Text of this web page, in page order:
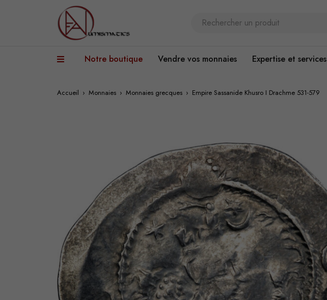
Notre boutique Vendre vos monnaies Expertise et services
Accueil › Monnaies › Monnaies grecques › Empire Sassanide Khusro I Drachme 531-579